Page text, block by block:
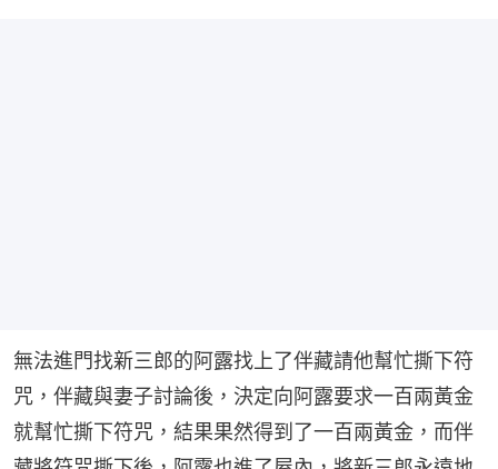
無法進門找新三郎的阿露找上了伴藏請他幫忙撕下符
咒，伴藏與妻子討論後，決定向阿露要求一百兩黃金
就幫忙撕下符咒，結果果然得到了一百兩黃金，而伴